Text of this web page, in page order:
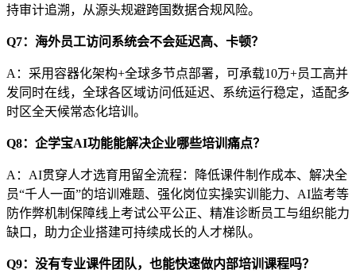
持审计追溯，从源头规避跨国数据合规风险。
Q7：海外员工访问系统会不会延迟高、卡顿？
A：采用容器化架构+全球多节点部署，可承载10万+员工高并
发同时在线，全球各区域访问低延迟、系统运行稳定，适配多
时区全天候常态化培训。
Q8：企学宝AI功能能解决企业哪些培训痛点？
A：AI贯穿人才选育用留全流程：降低课件制作成本、解决全
员“千人一面”的培训难题、强化岗位实操实训能力、AI监考等
防作弊机制保障线上考试公平公正、精准诊断员工与组织能力
缺口，助力企业搭建可持续成长的人才梯队。
Q9：没有专业课件团队，也能快速做内部培训课程吗？